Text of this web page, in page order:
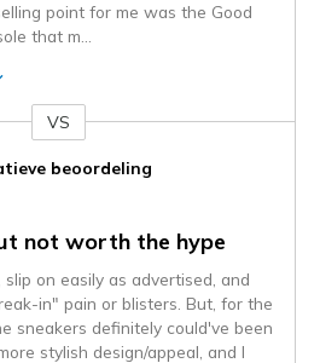
point for me was the Good
that m
VS
beoordeling
not worth the hype
on easily as advertised, and
in" pain or blisters. But, for the
sneakers definitely could've been
stylish design/appeal, and I